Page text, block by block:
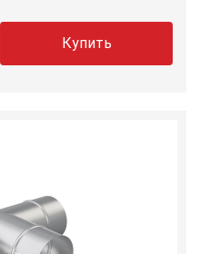
Купить